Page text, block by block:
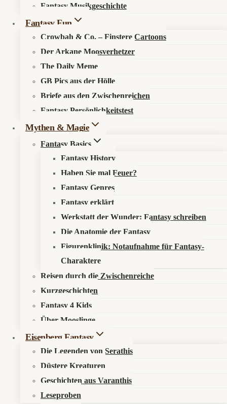
Fantasy Musikgeschichte
Fantasy Fun
Crowbah & Co. – Finstere Cartoons
Der Arkane Moosverhetzer
The Daily Meme
GB Pics aus der Hölle
Briefe aus den Zwischenreichen
Fantasy Persönlichkeitstest
Mythen & Magie
Fantasy Basics
Fantasy History
Haben Sie mal Feuer?
Fantasy Genres
Fantasy erklärt
Werkstatt der Wunder: Fantasy schreiben
Die Anatomie der Fantasy
Figurenklinik: Notaufnahme für Fantasy-
Charaktere
Reisen durch die Zwischenreiche
Kurzgeschichten
Fantasy 4 Kids
Über Mooslinge
Eisenberg Fantasy
Die Legenden von Serathis
Düstere Kreaturen
Geschichten aus Varanthis
Leseproben
dein
zum
Schwitzen
Kosmos entdecken
Unsere fantastischen Autoren
Recht & Ordnung
Impressum
Sonst noch was?
Newsletter
© 2026 Fantasykosmos
Aktuelles
Umschalten
News